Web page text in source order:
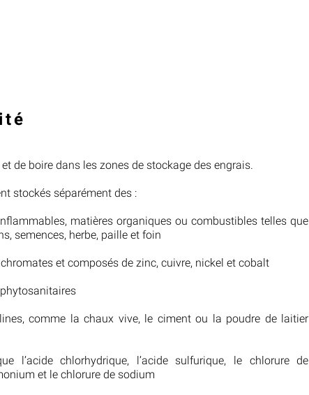
de boire dans les zones de stockage des engrais.
stockés séparément des :
matières organiques ou combustibles telles que
semences, herbe, paille et foin
et composés de zinc, cuivre, nickel et cobalt
comme la chaux vive, le ciment ou la poudre de laitier
l’acide chlorhydrique, l’acide sulfurique, le chlorure de
et le chlorure de sodium